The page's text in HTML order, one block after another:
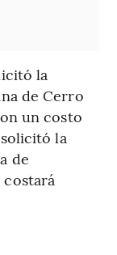
la
de Cerro
un costo
la
de